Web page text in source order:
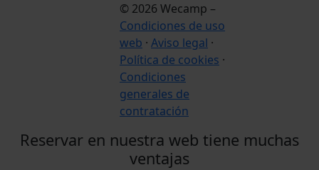
© 2026 Wecamp –
Condiciones de uso
web · Aviso legal ·
Política de cookies ·
Condiciones
generales de
contratación
Reservar en nuestra web tiene muchas
ventajas